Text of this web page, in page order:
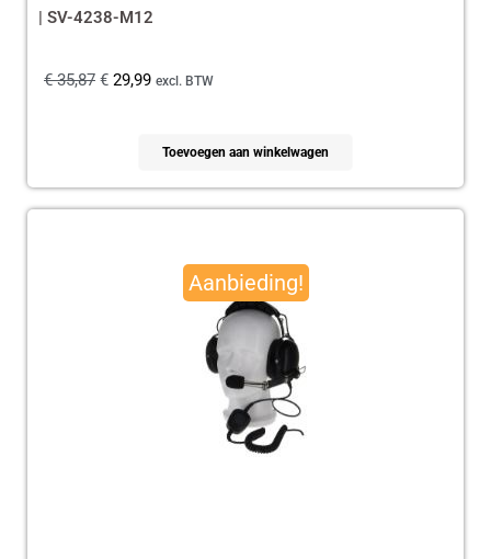
| SV-4238-M12
€35,87 € 29,99 excl. BTW
Toevoegen aan winkelwagen
Aanbieding!
€ 165,00.